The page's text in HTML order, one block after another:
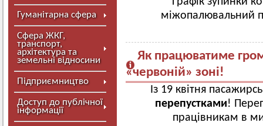
Гуманітарна сфера
Сфера ЖКГ,
транспорт,
архітектура та
земельні відносини
Підприємництво
Доступ до публічної
інформації
міжопалювальний
Як працюватиме
«червоній» зоні!
Із 19 квітня
перепустками!
працівникам в